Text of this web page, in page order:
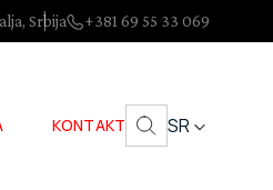
Srbija +381 69 55 33 069
KONTAKT SR